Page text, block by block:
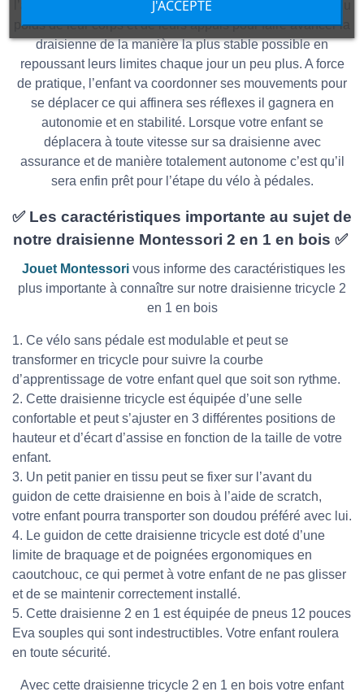
J'ACCEPTE
l’apprentissage de l’équilibre. Les enfants vont se servir du
poids de leur corps et de leurs appuis pour faire avancer la
draisienne de la manière la plus stable possible en
repoussant leurs limites chaque jour un peu plus. A force
de pratique, l’enfant va coordonner ses mouvements pour
se déplacer ce qui affinera ses réflexes il gagnera en
autonomie et en stabilité. Lorsque votre enfant se
déplacera à toute vitesse sur sa draisienne avec
assurance et de manière totalement autonome c’est qu’il
sera enfin prêt pour l’étape du vélo à pédales.
✅ Les caractéristiques importante au sujet de
notre draisienne Montessori 2 en 1 en bois ✅
Jouet Montessori vous informe des caractéristiques les
plus importante à connaître sur notre draisienne tricycle 2
en 1 en bois
1. Ce vélo sans pédale est modulable et peut se
transformer en tricycle pour suivre la courbe
d’apprentissage de votre enfant quel que soit son rythme.
2. Cette draisienne tricycle est équipée d’une selle
confortable et peut s’ajuster en 3 différentes positions de
hauteur et d’écart d’assise en fonction de la taille de votre
enfant.
3. Un petit panier en tissu peut se fixer sur l’avant du
guidon de cette draisienne en bois à l’aide de scratch,
votre enfant pourra transporter son doudou préféré avec lui.
4. Le guidon de cette draisienne tricycle est doté d’une
limite de braquage et de poignées ergonomiques en
caoutchouc, ce qui permet à votre enfant de ne pas glisser
et de se maintenir correctement installé.
5. Cette draisienne 2 en 1 est équipée de pneus 12 pouces
Eva souples qui sont indestructibles. Votre enfant roulera
en toute sécurité.
Avec cette draisienne tricycle 2 en 1 en bois votre enfant